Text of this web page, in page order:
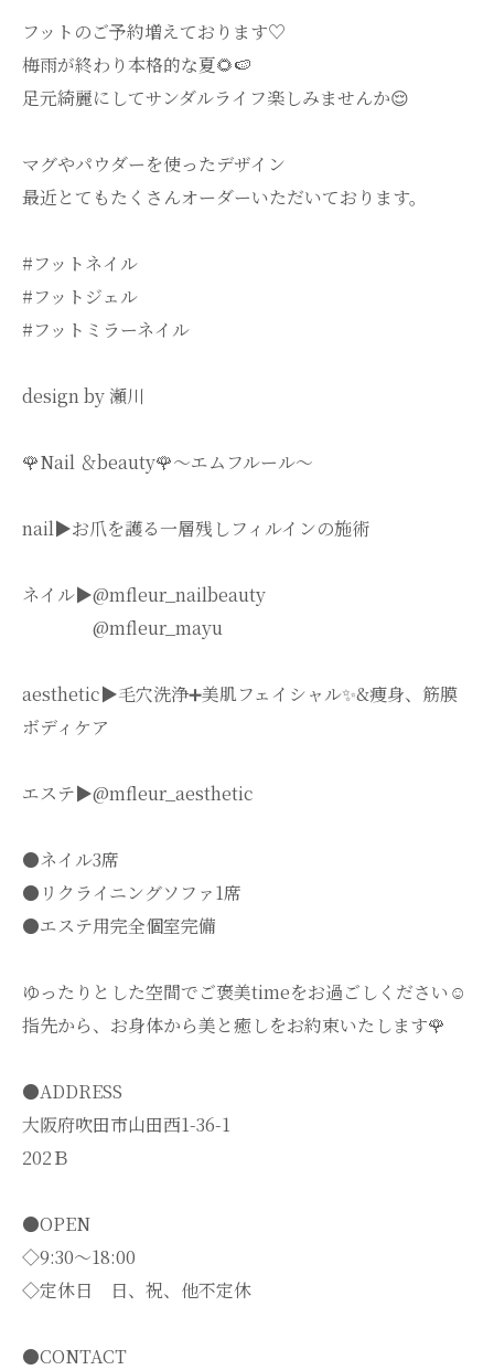
フットのご予約増えております♡
梅雨が終わり本格的な夏🌻🍉
足元綺麗にしてサンダルライフ楽しみませんか😌
マグやパウダーを使ったデザイン
最近とてもたくさんオーダーいただいております。
#フットネイル
#フットジェル
#フットミラーネイル
design by 瀬川
🌹Nail ＆beauty🌹〜エムフルール〜
nail▶︎お爪を護る一層残しフィルインの施術
ネイル▶︎@mfleur_nailbeauty
@mfleur_mayu
aesthetic▶︎毛穴洗浄➕美肌フェイシャル✨&痩身、筋膜
ボディケア
エステ▶︎@mfleur_aesthetic
●ネイル3席
●リクライニングソファ1席
●エステ用完全個室完備
ゆったりとした空間でご褒美timeをお過ごしください☺️
指先から、お身体から美と癒しをお約束いたします🌹
●ADDRESS
大阪府吹田市山田西1-36-1
202Ｂ
●OPEN
◇9:30～18:00
◇定休日 日、祝、他不定休
●CONTACT